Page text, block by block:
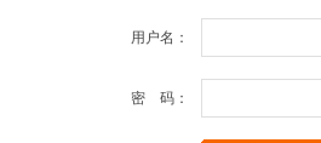
用户名：
密 码：